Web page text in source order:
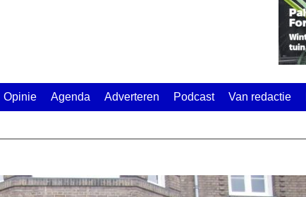
Opinie Agenda Adverteren Podcast Van redactie